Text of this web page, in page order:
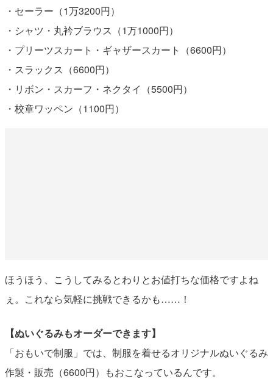
・セーラー（1万3200円）
・シャツ・丸衿ブラウス（1万1000円）
・プリーツスカート・ギャザースカート（6600円）
・スラックス（6600円）
・リボン・スカーフ・ネクタイ（5500円）
・校章ワッペン（1100円）
ほうほう、こうしてみるとわりとお値打ちな価格ですよね
ぇ。これなら気軽に挑戦できるかも……！
【ぬいぐるみもオーダーできます】
「おもいで制服」では、制服を着せるオリジナルぬいぐるみ
作製・販売（6600円）もおこなっているんです。